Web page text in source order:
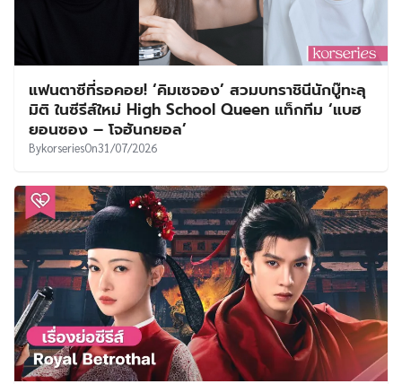
แฟนตาซีที่รอคอย! ‘คิมเซจอง’ สวมบทราชินีนักบู๊ทะลุ
มิติ ในซีรีส์ใหม่ High School Queen แท็กทีม ‘แบฮ
ยอนซอง – โจฮันกยอล’
BykorseriesOn31/07/2026